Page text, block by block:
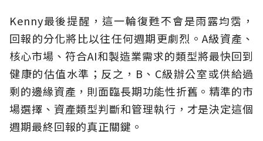
Kenny最後提醒，這一輪復甦不會是雨露均霑，
回報的分化將比以往任何週期更劇烈。A級資產、
核心市場、符合AI和製造業需求的類型將最快回到
健康的估值水準；反之，B、C級辦公室或供給過
剩的邊緣資產，則面臨長期功能性折舊。精準的市
場選擇、資產類型判斷和管理執行，才是決定這個
週期最終回報的真正關鍵。